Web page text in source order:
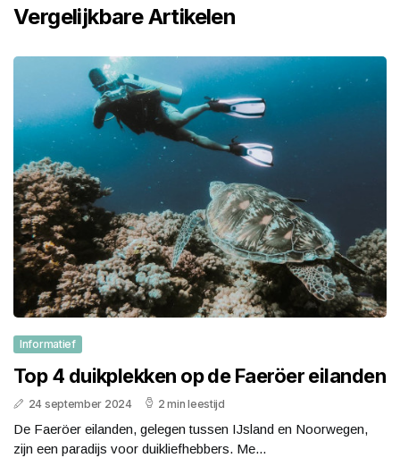
Vergelijkbare Artikelen
Informatief
Top 4 duikplekken op de Faeröer eilanden
24 september 2024 2 min leestijd
De Faeröer eilanden, gelegen tussen IJsland en Noorwegen,
zijn een paradijs voor duikliefhebbers. Me...